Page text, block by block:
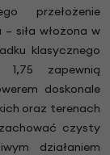
przełożenie
siła włożona w
klasycznego
zapewnią
doskonale
oraz terenach
czysty
działaniem